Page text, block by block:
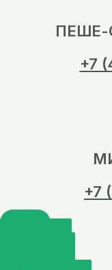
ПЕШЕ-
+7
+7